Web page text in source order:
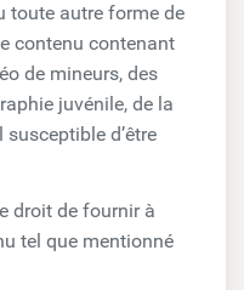
toute autre forme de
contenu contenant
de mineurs, des
juvénile, de la
d’être
droit de fournir à
tel que mentionné